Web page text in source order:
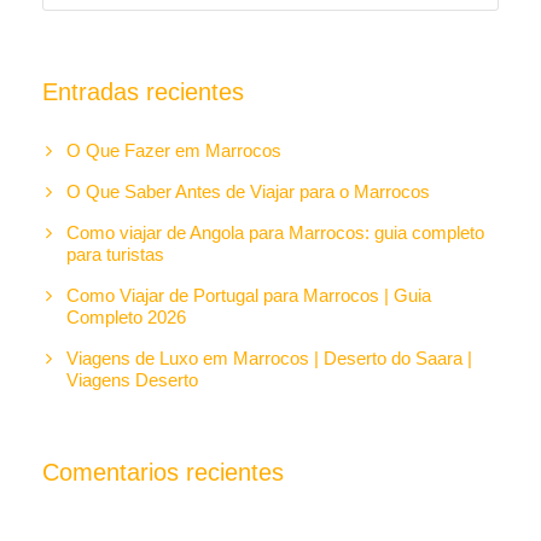
Entradas recientes
O Que Fazer em Marrocos
O Que Saber Antes de Viajar para o Marrocos
Como viajar de Angola para Marrocos: guia completo
para turistas
Como Viajar de Portugal para Marrocos | Guia
Completo 2026
Viagens de Luxo em Marrocos | Deserto do Saara |
Viagens Deserto
Comentarios recientes